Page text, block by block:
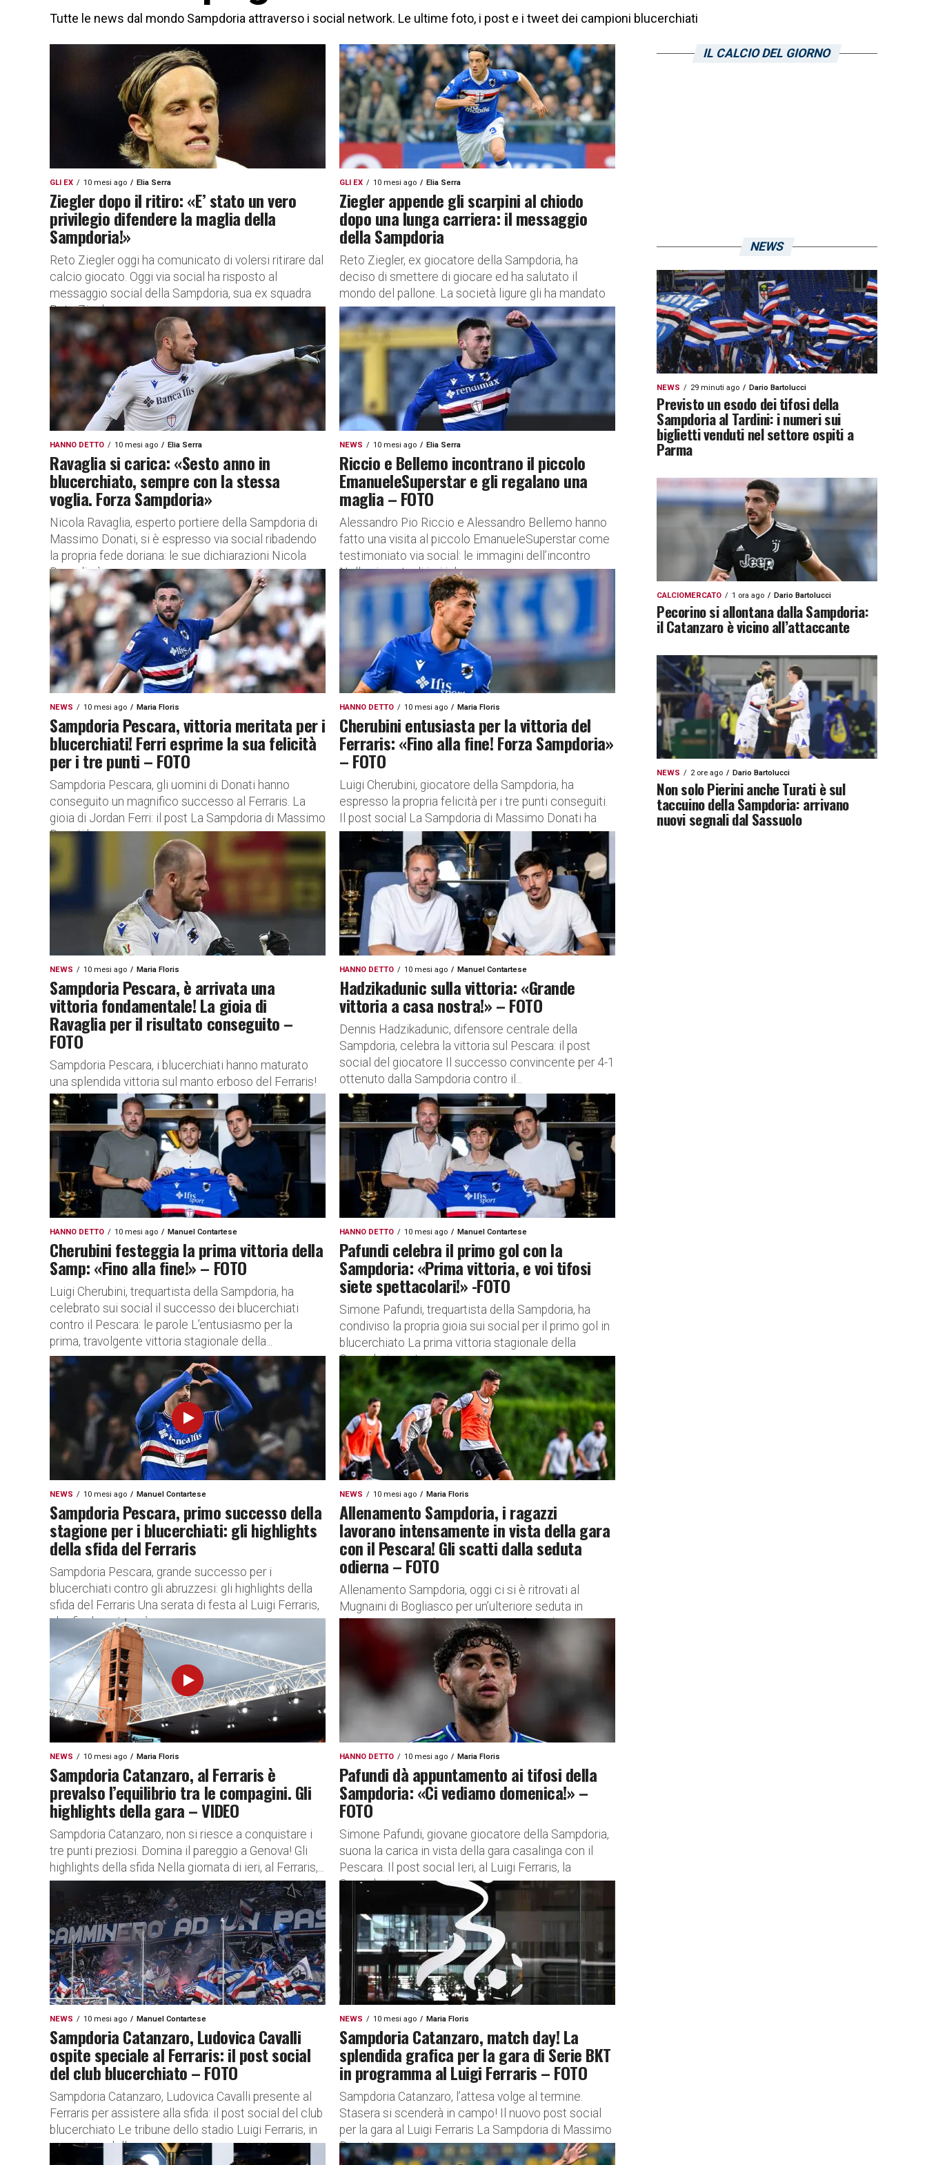
Tutte le news dal mondo Sampdoria attraverso i social network. Le ultime foto, i post e i tweet dei campioni blucerchiati
GLI EX 10 mesi ago Elia Serra
Ziegler dopo il ritiro: «E’ stato un vero
privilegio difendere la maglia della
Sampdoria!»
Reto Ziegler oggi ha comunicato di volersi ritirare dal
calcio giocato. Oggi via social ha risposto al
messaggio social della Sampdoria, sua ex squadra
Reto Ziegler,...
GLI EX 10 mesi ago Elia Serra
Ziegler appende gli scarpini al chiodo
dopo una lunga carriera: il messaggio
della Sampdoria
Reto Ziegler, ex giocatore della Sampdoria, ha
deciso di smettere di giocare ed ha salutato il
mondo del pallone. La società ligure gli ha mandato
un...
HANNO DETTO 10 mesi ago Elia Serra
Ravaglia si carica: «Sesto anno in
blucerchiato, sempre con la stessa
voglia. Forza Sampdoria»
Nicola Ravaglia, esperto portiere della Sampdoria di
Massimo Donati, si è espresso via social ribadendo
la propria fede doriana: le sue dichiarazioni Nicola
Ravaglia è uno...
NEWS 10 mesi ago Elia Serra
Riccio e Bellemo incontrano il piccolo
EmanueleSuperstar e gli regalano una
maglia – FOTO
Alessandro Pio Riccio e Alessandro Bellemo hanno
fatto una visita al piccolo EmanueleSuperstar come
testimoniato via social: le immagini dell’incontro
Nella giornata di ieri i due...
NEWS 10 mesi ago Maria Floris
Sampdoria Pescara, vittoria meritata per i
blucerchiati! Ferri esprime la sua felicità
per i tre punti – FOTO
Sampdoria Pescara, gli uomini di Donati hanno
conseguito un magnifico successo al Ferraris. La
gioia di Jordan Ferri: il post La Sampdoria di Massimo
Donati ha...
HANNO DETTO 10 mesi ago Maria Floris
Cherubini entusiasta per la vittoria del
Ferraris: «Fino alla fine! Forza Sampdoria»
– FOTO
Luigi Cherubini, giocatore della Sampdoria, ha
espresso la propria felicità per i tre punti conseguiti.
Il post social La Sampdoria di Massimo Donati ha
conquistato una...
NEWS 10 mesi ago Maria Floris
Sampdoria Pescara, è arrivata una
vittoria fondamentale! La gioia di
Ravaglia per il risultato conseguito –
FOTO
Sampdoria Pescara, i blucerchiati hanno maturato
una splendida vittoria sul manto erboso del Ferraris!
L’entusiasmo di Nicola Ravaglia La Sampdoria di
Massimo Donati ha ottenuto una...
HANNO DETTO 10 mesi ago Manuel Contartese
Hadzikadunic sulla vittoria: «Grande
vittoria a casa nostra!» – FOTO
Dennis Hadzikadunic, difensore centrale della
Sampdoria, celebra la vittoria sul Pescara: il post
social del giocatore Il successo convincente per 4-1
ottenuto dalla Sampdoria contro il...
HANNO DETTO 10 mesi ago Manuel Contartese
Cherubini festeggia la prima vittoria della
Samp: «Fino alla fine!» – FOTO
Luigi Cherubini, trequartista della Sampdoria, ha
celebrato sui social il successo dei blucerchiati
contro il Pescara: le parole L’entusiasmo per la
prima, travolgente vittoria stagionale della...
HANNO DETTO 10 mesi ago Manuel Contartese
Pafundi celebra il primo gol con la
Sampdoria: «Prima vittoria, e voi tifosi
siete spettacolari!» -FOTO
Simone Pafundi, trequartista della Sampdoria, ha
condiviso la propria gioia sui social per il primo gol in
blucerchiato La prima vittoria stagionale della
Sampdoria porta con...
NEWS 10 mesi ago Manuel Contartese
Sampdoria Pescara, primo successo della
stagione per i blucerchiati: gli highlights
della sfida del Ferraris
Sampdoria Pescara, grande successo per i
blucerchiati contro gli abruzzesi: gli highlights della
sfida del Ferraris Una serata di festa al Luigi Ferraris,
che finalmente può...
NEWS 10 mesi ago Maria Floris
Allenamento Sampdoria, i ragazzi
lavorano intensamente in vista della gara
con il Pescara! Gli scatti dalla seduta
odierna – FOTO
Allenamento Sampdoria, oggi ci si è ritrovati al
Mugnaini di Bogliasco per un’ulteriore seduta in
chiave Pescara. Gli scatti La Sampdoria di Massimo
Donati si prepara...
NEWS 10 mesi ago Maria Floris
Sampdoria Catanzaro, al Ferraris è
prevalso l’equilibrio tra le compagini. Gli
highlights della gara – VIDEO
Sampdoria Catanzaro, non si riesce a conquistare i
tre punti preziosi. Domina il pareggio a Genova! Gli
highlights della sfida Nella giornata di ieri, al Ferraris,...
HANNO DETTO 10 mesi ago Maria Floris
Pafundi dà appuntamento ai tifosi della
Sampdoria: «Ci vediamo domenica!» –
FOTO
Simone Pafundi, giovane giocatore della Sampdoria,
suona la carica in vista della gara casalinga con il
Pescara. Il post social Ieri, al Luigi Ferraris, la
Sampdoria...
NEWS 10 mesi ago Manuel Contartese
Sampdoria Catanzaro, Ludovica Cavalli
ospite speciale al Ferraris: il post social
del club blucerchiato – FOTO
Sampdoria Catanzaro, Ludovica Cavalli presente al
Ferraris per assistere alla sfida: il post social del club
blucerchiato Le tribune dello stadio Luigi Ferraris, in
occasione della...
NEWS 10 mesi ago Maria Floris
Sampdoria Catanzaro, match day! La
splendida grafica per la gara di Serie BKT
in programma al Luigi Ferraris – FOTO
Sampdoria Catanzaro, l’attesa volge al termine.
Stasera si scenderà in campo! Il nuovo post social
per la gara al Luigi Ferraris La Sampdoria di Massimo
Donati...
IL CALCIO DEL GIORNO
NEWS
NEWS 29 minuti ago Dario Bartolucci
Previsto un esodo dei tifosi della
Sampdoria al Tardini: i numeri sui
biglietti venduti nel settore ospiti a
Parma
CALCIOMERCATO 1 ora ago Dario Bartolucci
Pecorino si allontana dalla Sampdoria:
il Catanzaro è vicino all’attaccante
NEWS 2 ore ago Dario Bartolucci
Non solo Pierini anche Turati è sul
taccuino della Sampdoria: arrivano
nuovi segnali dal Sassuolo